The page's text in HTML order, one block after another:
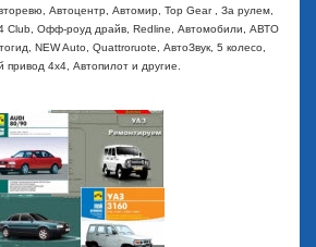
Автоцентр, Автомир, Top Gear , За рулем,
Club, Офф-роуд драйв, Redline, Автомобили, АВТО
NEW Auto, Quattroruote, АвтоЗвук, 5 колесо,
привод 4х4, Автопилот и другие.